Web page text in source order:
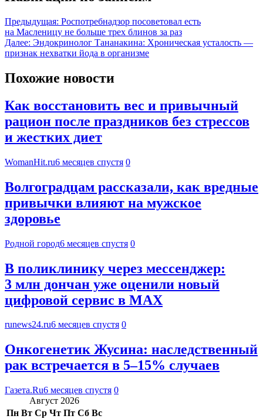
Предыдущая: Роспотребнадзор посоветовал есть
на Масленицу не больше трех блинов за раз
Далее: Эндокринолог Тананакина: Хроническая усталость —
признак нехватки йода в организме
Похожие новости
Как восстановить вес и привычный
рацион после праздников без стрессов
и жестких диет
WomanHit.ru6 месяцев спустя 0
Волгоградцам рассказали, как вредные
привычки влияют на мужское
здоровье
Родной город6 месяцев спустя 0
В поликлинику через мессенджер:
3 млн дончан уже оценили новый
цифровой сервис в MAX
runews24.ru6 месяцев спустя 0
Онкогенетик Жусина: наследственный
рак встречается в 5–15% случаев
Газета.Ru6 месяцев спустя 0
Август 2026
Пн Вт Ср Чт Пт Сб Вс